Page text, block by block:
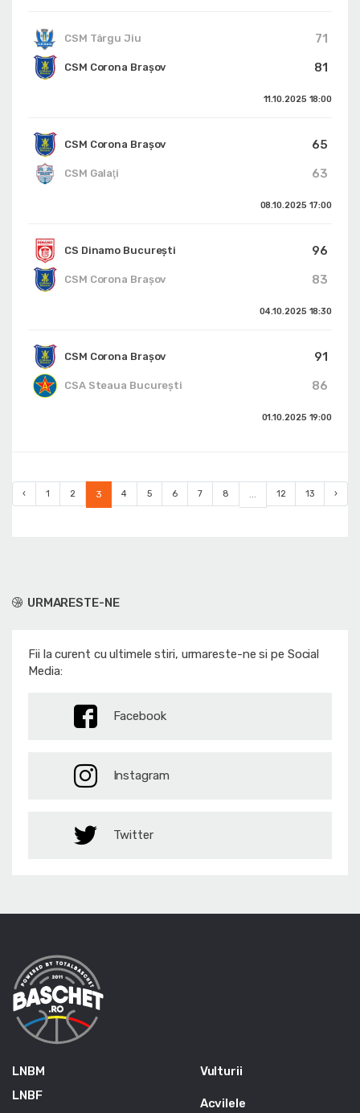
CSM Târgu Jiu
71
81
CSM Corona Braşov
11.10.2025 18:00
CSM Corona Braşov
65
63
CSM Galaţi
08.10.2025 17:00
CS Dinamo Bucureşti
96
83
CSM Corona Braşov
04.10.2025 18:30
CSM Corona Braşov
91
86
CSA Steaua București
01.10.2025 19:00
‹ 1 2 3 4 5 6 7 8 ... 12 13 ›
URMARESTE-NE
Fii la curent cu ultimele stiri, urmareste-ne si pe Social
Media:
Facebook
Instagram
Twitter
LNBM
LNBF
Vulturii
Acvilele